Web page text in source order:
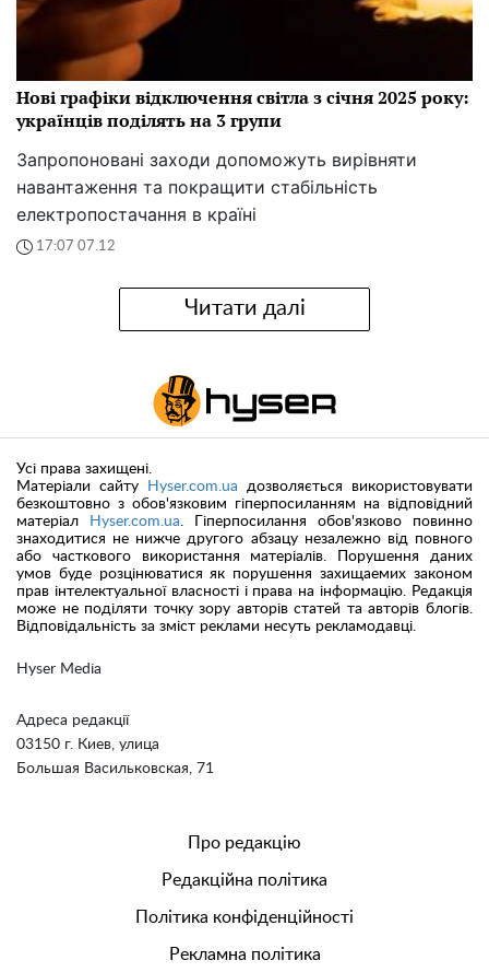
Нові графіки відключення світла з січня 2025 року:
українців поділять на 3 групи
Запропоновані заходи допоможуть вирівняти
навантаження та покращити стабільність
електропостачання в країні
17:07 07.12
Читати далі
Hyser Media
Адреса редакції
03150 г. Киев, улица
Большая Васильковская, 71
Усі права захищені.
Матеріали сайту
Hyser.com.ua дозволяється використовувати
безкоштовно з обов'язковим гіперпосиланням на відповідний
матеріал
Hyser.com.ua . Гіперпосилання обов'язково повинно
знаходитися не нижче другого абзацу незалежно від повного
або часткового використання матеріалів. Порушення даних
умов буде розцінюватися як порушення захищаемих законом
прав інтелектуальної власності і права на інформацію. Редакція
може не поділяти точку зору авторів статей та авторів блогів.
Відповідальність за зміст реклами несуть рекламодавці.
Про редакцію
Редакційна політика
Політика конфіденційності
Рекламна політика